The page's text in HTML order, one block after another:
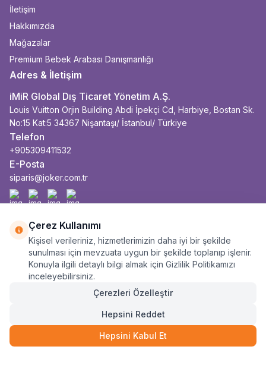
İletişim
Hakkımızda
Mağazalar
Premium Bebek Arabası Danışmanlığı
Adres & İletişim
iMiR Global Dış Ticaret Yönetim A.Ş.
Louis Vuitton Orjin Building Abdi İpekçi Cd, Harbiye, Bostan Sk.
No:15 Kat:5 34367 Nişantaşı/ İstanbul/ Türkiye
Telefon
+905309411532
E-Posta
siparis@joker.com.tr
Facebook
İnstagram
YoutubeLinkedin
Çerez Kullanımı
Kişisel verileriniz, hizmetlerimizin daha iyi bir şekilde
sunulması için mevzuata uygun bir şekilde toplanıp işlenir.
Konuyla ilgili detaylı bilgi almak için Gizlilik Politikamızı
inceleyebilirsiniz.
Çerezleri Özelleştir
Hepsini Reddet
Hepsini Kabul Et
Anasayfa Sepet Kategoriler Siparişlerim Hesabım